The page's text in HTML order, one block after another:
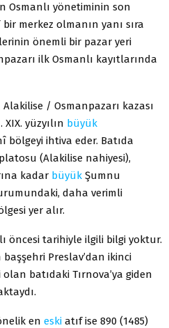
Osmanlı yönetiminin son
merkez olmanın yanı sıra
önemli bir pazar yeri
ilk Osmanlı kayıtlarında
Alakilise / Osmanpazarı kazası
yüzyılın büyük
bölgeyi ihtiva eder. Batıda
(Alakilise nahiyesi),
kadar büyük Şumnu
daha verimli
yer alır.
öncesi tarihiyle ilgili bilgi yoktur.
başşehri Preslav’dan ikinci
batıdaki Tırnova’ya giden
en eski atıf ise 890 (1485)